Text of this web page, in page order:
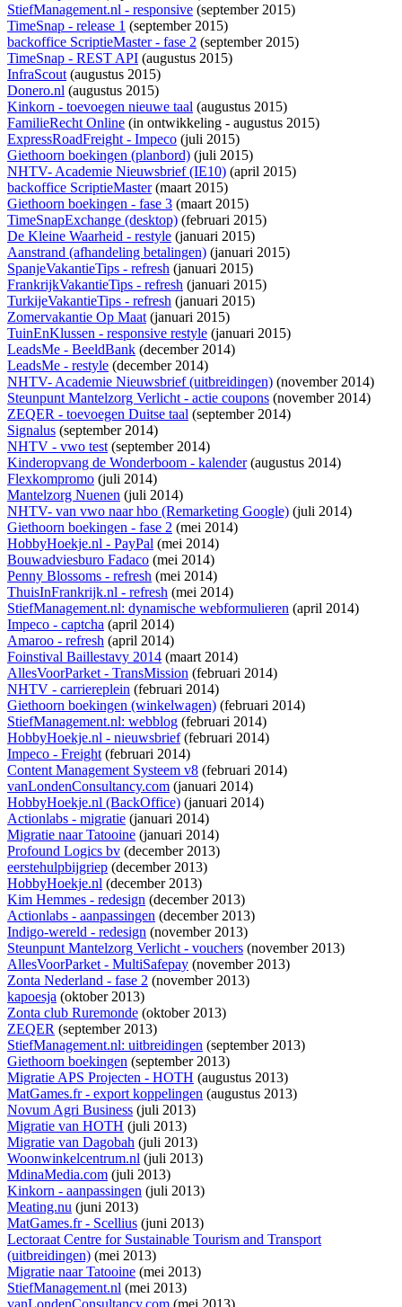
StiefManagement.nl - responsive (september 2015)
TimeSnap - release 1 (september 2015)
backoffice ScriptieMaster - fase 2 (september 2015)
TimeSnap - REST API (augustus 2015)
InfraScout(augustus 2015)
Donero.nl (augustus 2015)
Kinkorn - toevoegen nieuwe taal (augustus 2015)
FamilieRecht Online (in ontwikkeling - augustus 2015)
ExpressRoadFreight - Impeco (juli 2015)
Giethoorn boekingen (planbord) (juli 2015)
NHTV- Academie Nieuwsbrief (IE10) (april 2015)
backoffice ScriptieMaster(maart 2015)
Giethoorn boekingen - fase 3 (maart 2015)
TimeSnapExchange (desktop) (februari 2015)
De Kleine Waarheid - restyle (januari 2015)
Aanstrand (afhandeling betalingen) (januari 2015)
SpanjeVakantieTips - refresh (januari 2015)
FrankrijkVakantieTips - refresh (januari 2015)
TurkijeVakantieTips - refresh (januari 2015)
Zomervakantie Op Maat(januari 2015)
TuinEnKlussen - responsive restyle (januari 2015)
LeadsMe - BeeldBank (december 2014)
LeadsMe - restyle (december 2014)
NHTV- Academie Nieuwsbrief (uitbreidingen) (november 2014)
Steunpunt Mantelzorg Verlicht - actie coupons (november 2014)
ZEQER - toevoegen Duitse taal (september 2014)
Signalus (september 2014)
NHTV - vwo test(september 2014)
Kinderopvang de Wonderboom - kalender(augustus 2014)
Flexkompromo (juli 2014)
Mantelzorg Nuenen (juli 2014)
NHTV- van vwo naar hbo (Remarketing Google) (juli 2014)
Giethoorn boekingen - fase 2 (mei 2014)
HobbyHoekje.nl - PayPal (mei 2014)
Bouwadviesburo Fadaco (mei 2014)
Penny Blossoms - refresh (mei 2014)
ThuisInFrankrijk.nl - refresh (mei 2014)
StiefManagement.nl: dynamische webformulieren (april 2014)
Impeco - captcha (april 2014)
Amaroo - refresh (april 2014)
Foinstival Baillestavy 2014 (maart 2014)
AllesVoorParket - TransMission (februari 2014)
NHTV - carriereplein (februari 2014)
Giethoorn boekingen (winkelwagen) (februari 2014)
StiefManagement.nl: webblog (februari 2014)
HobbyHoekje.nl - nieuwsbrief(februari 2014)
Impeco - Freight(februari 2014)
Content Management Systeem v8 (februari 2014)
vanLondenConsultancy.com (januari 2014)
HobbyHoekje.nl (BackOffice) (januari 2014)
Actionlabs - migratie (januari 2014)
Migratie naar Tatooine (januari 2014)
Profound Logics bv (december 2013)
eerstehulpbijgriep (december 2013)
HobbyHoekje.nl (december 2013)
Kim Hemmes - redesign (december 2013)
Actionlabs - aanpassingen (december 2013)
Indigo-wereld - redesign (november 2013)
Steunpunt Mantelzorg Verlicht - vouchers (november 2013)
AllesVoorParket - MultiSafepay (november 2013)
Zonta Nederland - fase 2 (november 2013)
kapoesja (oktober 2013)
Zonta club Ruremonde (oktober 2013)
ZEQER (september 2013)
StiefManagement.nl: uitbreidingen (september 2013)
Giethoorn boekingen (september 2013)
Migratie APS Projecten - HOTH (augustus 2013)
MatGames.fr - export koppelingen (augustus 2013)
Novum Agri Business (juli 2013)
Migratie van HOTH (juli 2013)
Migratie van Dagobah (juli 2013)
Woonwinkelcentrum.nl (juli 2013)
MdinaMedia.com (juli 2013)
Kinkorn - aanpassingen (juli 2013)
Meating.nu (juni 2013)
MatGames.fr - Scellius (juni 2013)
Lectoraat Centre for Sustainable Tourism and Transport
(uitbreidingen) (mei 2013)
Migratie naar Tatooine (mei 2013)
StiefManagement.nl (mei 2013)